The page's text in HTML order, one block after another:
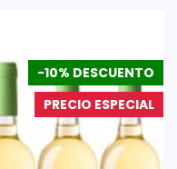
-10% DESCUENTO
PRECIO ESPECIAL